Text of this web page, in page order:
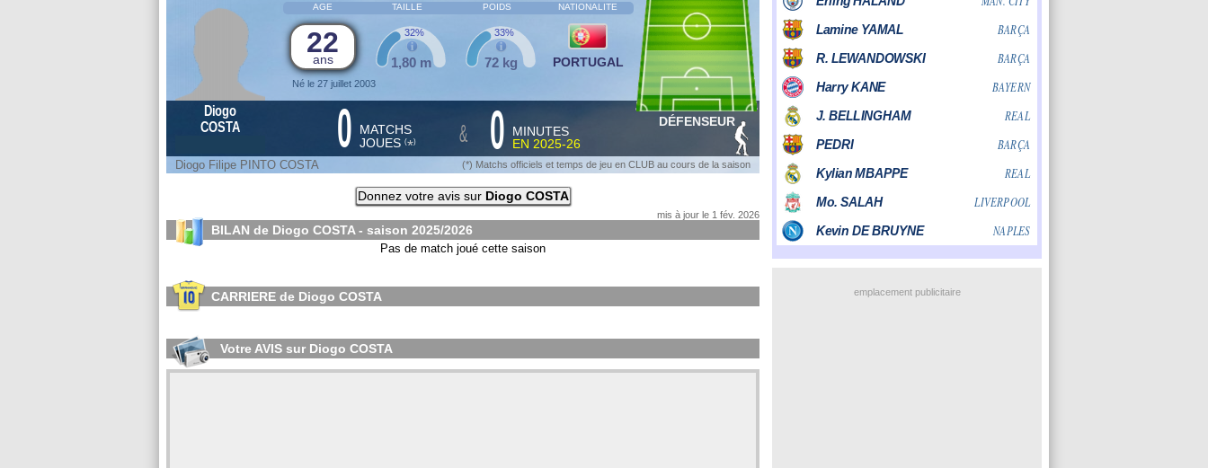
AGE TAILLE POIDS NATIONALITE
22
ans
Né le 27 juillet 2003
1,80 m
32%
72 kg
33%
PORTUGAL
Diogo
COSTA
0 MATCHS
JOUES (*) & 0
MINUTES
EN 2025-26
DÉFENSEUR
Diogo Filipe PINTO COSTA (*) Matchs officiels et temps de jeu en CLUB au cours de la saison
Donnez votre avis sur Diogo COSTA
mis à jour le 1 fév. 2026
BILAN de Diogo COSTA - saison 2025/2026
Pas de match joué cette saison
CARRIERE de Diogo COSTA
Votre AVIS sur Diogo COSTA
emplacement publicitaire